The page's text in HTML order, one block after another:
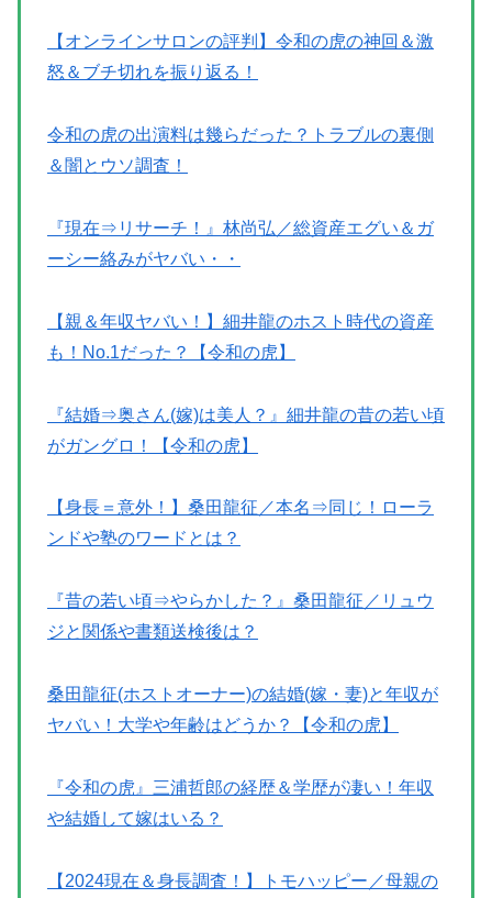
【オンラインサロンの評判】令和の虎の神回＆激
怒＆ブチ切れを振り返る！
令和の虎の出演料は幾らだった？トラブルの裏側
＆闇とウソ調査！
『現在⇒リサーチ！』林尚弘／総資産エグい＆ガ
ーシー絡みがヤバい・・
【親＆年収ヤバい！】細井龍のホスト時代の資産
も！No.1だった？【令和の虎】
『結婚⇒奥さん(嫁)は美人？』細井龍の昔の若い頃
がガングロ！【令和の虎】
【身長＝意外！】桑田龍征／本名⇒同じ！ローラ
ンドや塾のワードとは？
『昔の若い頃⇒やらかした？』桑田龍征／リュウ
ジと関係や書類送検後は？
桑田龍征(ホストオーナー)の結婚(嫁・妻)と年収が
ヤバい！大学や年齢はどうか？【令和の虎】
『令和の虎』三浦哲郎の経歴＆学歴が凄い！年収
や結婚して嫁はいる？
【2024現在＆身長調査！】トモハッピー／母親の